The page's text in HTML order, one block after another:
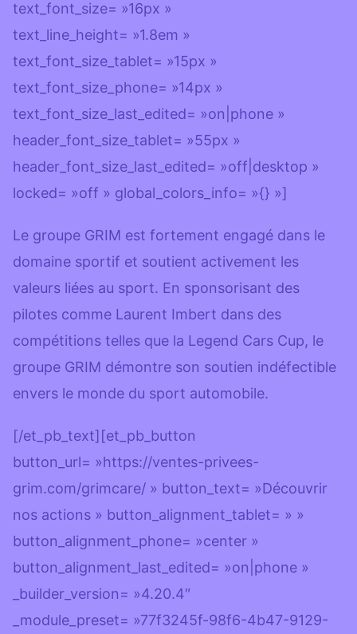
text_font_size= »16px »
text_line_height= »1.8em »
text_font_size_tablet= »15px »
text_font_size_phone= »14px »
text_font_size_last_edited= »on|phone »
header_font_size_tablet= »55px »
header_font_size_last_edited= »off|desktop »
locked= »off » global_colors_info= »{} »]
Le groupe GRIM est fortement engagé dans le
domaine sportif et soutient activement les
valeurs liées au sport. En sponsorisant des
pilotes comme Laurent Imbert dans des
compétitions telles que la Legend Cars Cup, le
groupe GRIM démontre son soutien indéfectible
envers le monde du sport automobile.
[/et_pb_text][et_pb_button
button_url= »https://ventes-privees-
grim.com/grimcare/ » button_text= »Découvrir
nos actions » button_alignment_tablet= » »
button_alignment_phone= »center »
button_alignment_last_edited= »on|phone »
_builder_version= »4.20.4″
_module_preset= »77f3245f-98f6-4b47-9129-